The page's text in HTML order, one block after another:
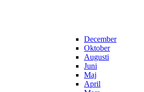
December
Oktober
Augusti
Juni
Maj
April